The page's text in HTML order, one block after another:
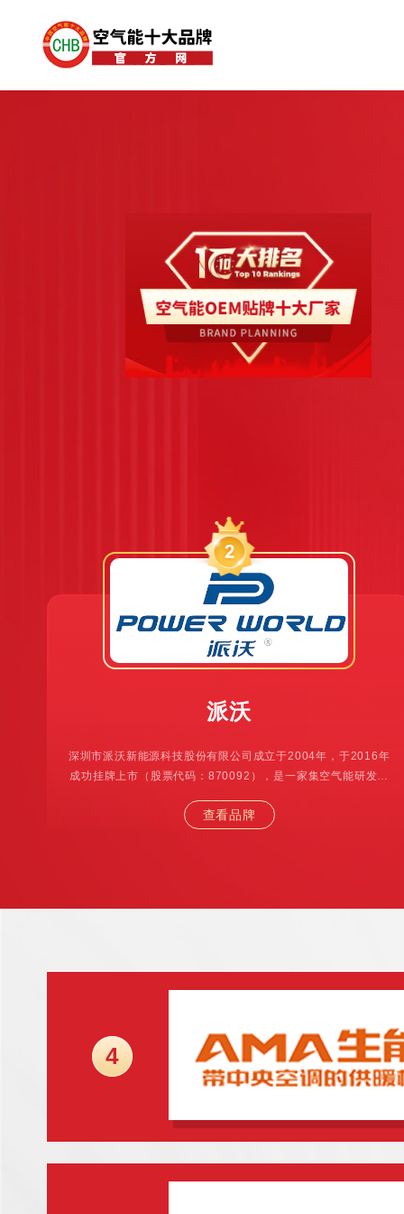
派沃
深圳市派沃新能源科技股份有限公司成立于2004年，于2016年
成功挂牌上市（股票代码：870092），是一家集空气能研发、
查看品牌
4